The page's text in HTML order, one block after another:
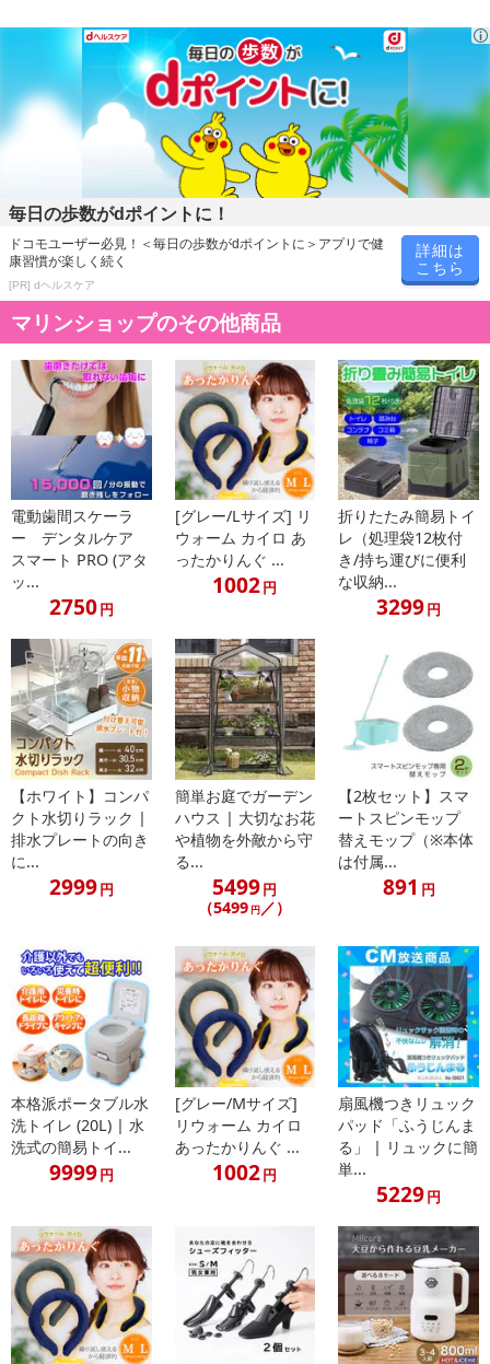
毎日の歩数がdポイントに！
ドコモユーザー必見！＜毎日の歩数がdポイントに＞アプリで健
康習慣が楽しく続く
[PR] dヘルスケア
詳細は
こちら
マリンショップのその他商品
電動歯間スケーラ
ー デンタルケア
スマート PRO (アタ
ッ...
2750円
[グレー/Lサイズ] リ
ウォーム カイロ あ
ったかりんぐ ...
1002円
折りたたみ簡易トイ
レ（処理袋12枚付
き/持ち運びに便利
な収納...
3299円
【ホワイト】コンパ
クト水切りラック |
排水プレートの向き
に...
2999円
簡単お庭でガーデン
ハウス | 大切なお花
や植物を外敵から守
る...
5499円
（5499 円／）
【2枚セット】スマ
ートスピンモップ
替えモップ（※本体
は付属...
891 円
本格派ポータブル水
洗トイレ (20L) | 水
洗式の簡易トイ...
9999円
[グレー/Mサイズ]
リウォーム カイロ
あったかりんぐ ...
1002円
扇風機つきリュック
パッド「ふうじんま
る」 | リュックに簡
単...
5229円